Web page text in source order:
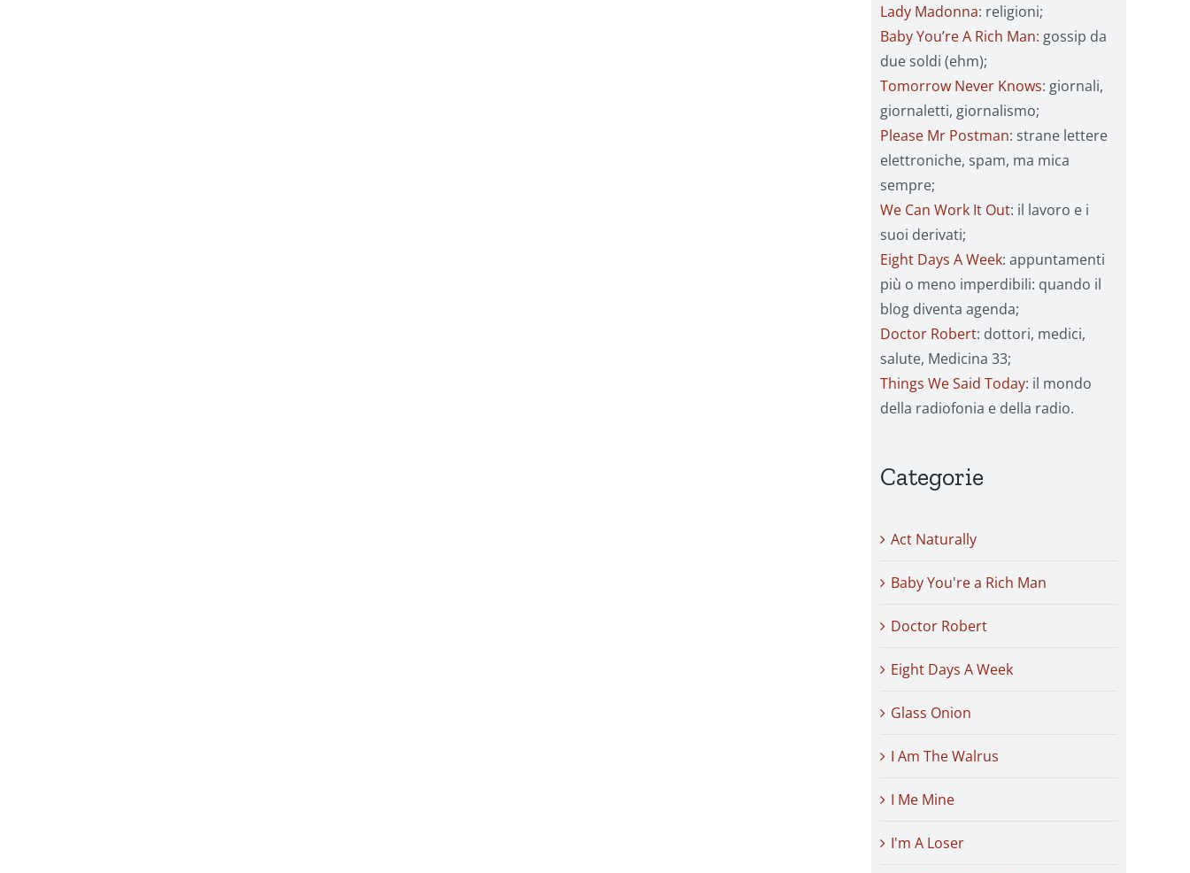
Lady Madonna: religioni;
Baby You’re A Rich Man: gossip da
due soldi (ehm);
Tomorrow Never Knows: giornali,
giornaletti, giornalismo;
Please Mr Postman: strane lettere
elettroniche, spam, ma mica
sempre;
We Can Work It Out: il lavoro e i
suoi derivati;
Eight Days A Week: appuntamenti
più o meno imperdibili: quando il
blog diventa agenda;
Doctor Robert: dottori, medici,
salute, Medicina 33;
Things We Said Today: il mondo
della radiofonia e della radio.
Categorie
Act Naturally
Baby You're a Rich Man
Doctor Robert
Eight Days A Week
Glass Onion
I Am The Walrus
I Me Mine
I'm A Loser